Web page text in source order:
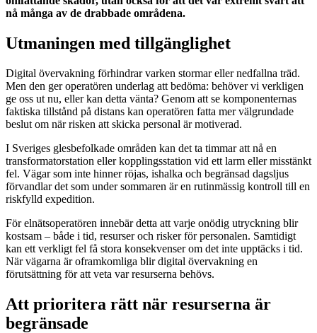
nå många av de drabbade områdena.
Utmaningen med tillgänglighet
Digital övervakning förhindrar varken stormar eller nedfallna träd.
Men den ger operatören underlag att bedöma: behöver vi verkligen
ge oss ut nu, eller kan detta vänta? Genom att se komponenternas
faktiska tillstånd på distans kan operatören fatta mer välgrundade
beslut om när risken att skicka personal är motiverad.
I Sveriges glesbefolkade områden kan det ta timmar att nå en
transformatorstation eller kopplingsstation vid ett larm eller misstänkt
fel. Vägar som inte hinner röjas, ishalka och begränsad dagsljus
förvandlar det som under sommaren är en rutinmässig kontroll till en
riskfylld expedition.
För elnätsoperatören innebär detta att varje onödig utryckning blir
kostsam – både i tid, resurser och risker för personalen. Samtidigt
kan ett verkligt fel få stora konsekvenser om det inte upptäcks i tid.
När vägarna är oframkomliga blir digital övervakning en
förutsättning för att veta var resurserna behövs.
Att prioritera rätt när resurserna är
begränsade